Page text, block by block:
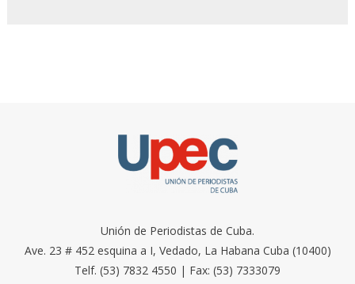
Unión de Periodistas de Cuba.
Ave. 23 # 452 esquina a I, Vedado, La Habana Cuba (10400)
Telf. (53) 7832 4550 | Fax: (53) 7333079